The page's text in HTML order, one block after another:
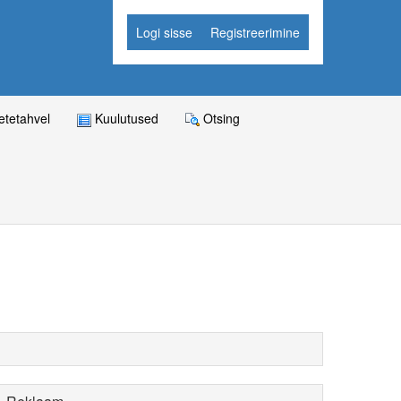
Logi sisse Registreerimine
Kuulutused Otsing